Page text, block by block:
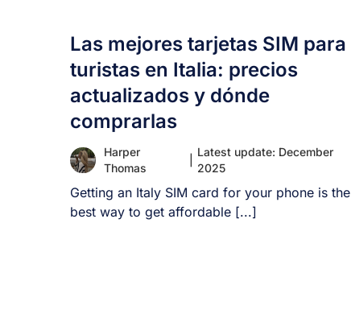
Las mejores tarjetas SIM para
turistas en Italia: precios
actualizados y dónde
comprarlas
Harper
Thomas
Latest update: December
2025
Getting an Italy SIM card for your phone is the
best way to get affordable [...]